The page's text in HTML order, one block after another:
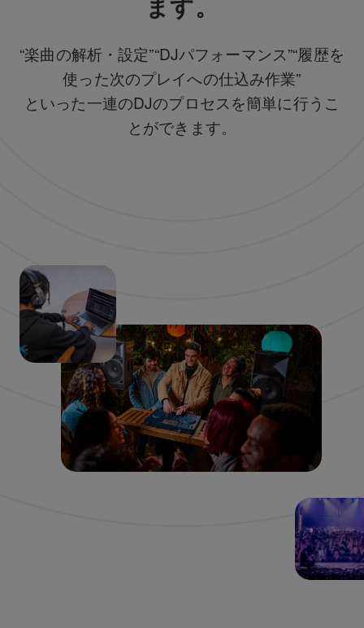
“楽曲の解析・設定”“DJパフォーマンス”“履歴を
使った次のプレイへの仕込み作業”
といった一連のDJのプロセスを簡単に行うこ
とができます。